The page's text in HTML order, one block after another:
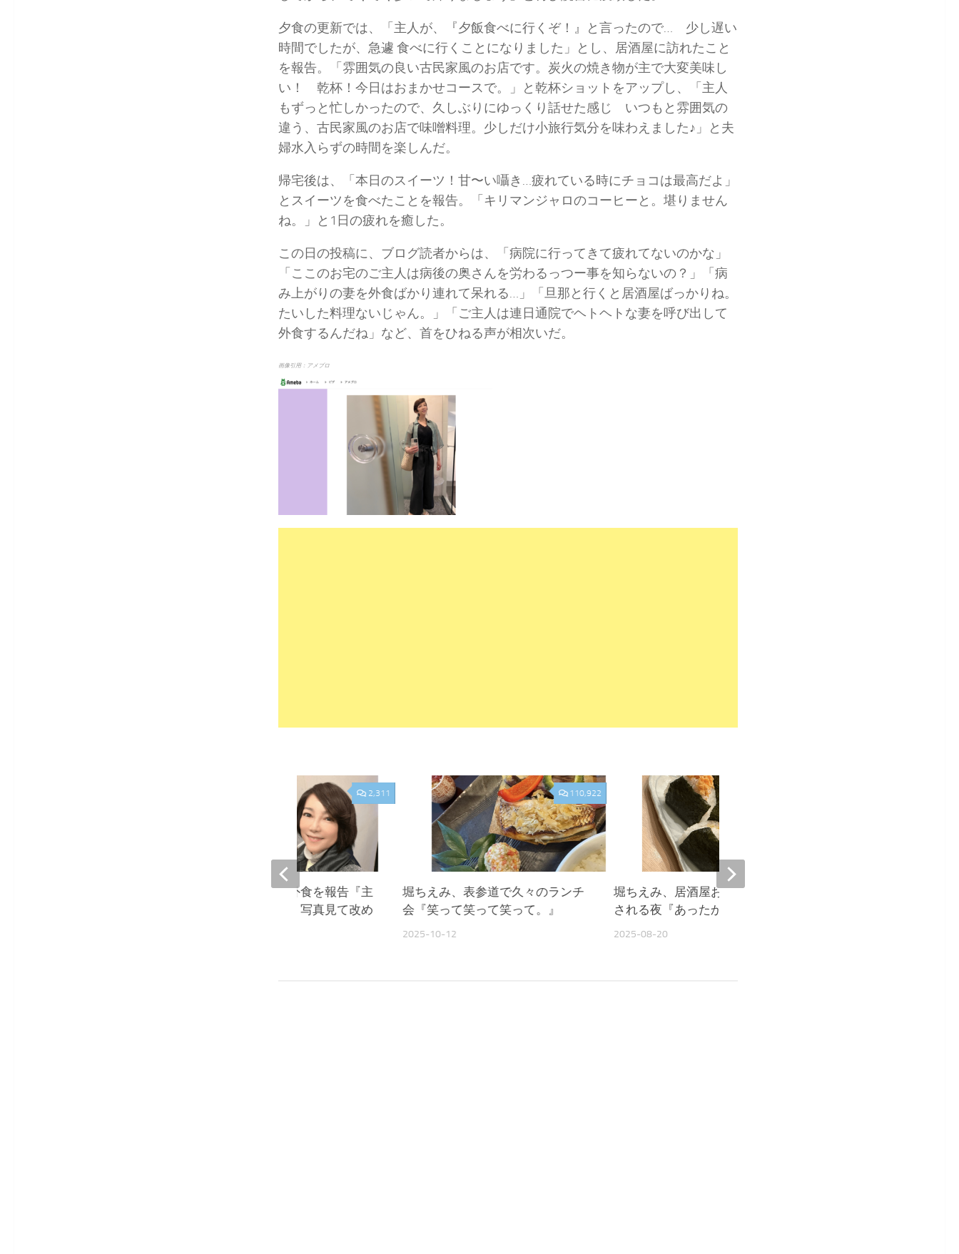
夕食の更新では、「主人が、『夕飯食べに行くぞ！』と言ったので… 少し遅い
時間でしたが、急遽 食べに行くことになりました」とし、居酒屋に訪れたこと
を報告。「雰囲気の良い古民家風のお店です。炭火の焼き物が主で大変美味し
い！ 乾杯！今日はおまかせコースで。」と乾杯ショットをアップし、「主人
もずっと忙しかったので、久しぶりにゆっくり話せた感じ いつもと雰囲気の
違う、古民家風のお店で味噌料理。少しだけ小旅行気分を味わえました♪」と夫
婦水入らずの時間を楽しんだ。
帰宅後は、「本日のスイーツ！甘〜い囁き…疲れている時にチョコは最高だよ」
とスイーツを食べたことを報告。「キリマンジャロのコーヒーと。堪りません
ね。」と1日の疲れを癒した。
この日の投稿に、ブログ読者からは、「病院に行ってきて疲れてないのかな」
「ここのお宅のご主人は病後の奥さんを労わるっつー事を知らないの？」「病
み上がりの妻を外食ばかり連れて呆れる…」「旦那と行くと居酒屋ばっかりね。
たいした料理ないじゃん。」「ご主人は連日通院でヘトヘトな妻を呼び出して
外食するんだね」など、首をひねる声が相次いだ。
画像引用：アメブロ
110,922
堀ちえみ、表参道で久々のランチ
会『笑って笑って笑って。』
2025-10-12
堀ちえみ、居酒屋おにぎりに癒や
される夜『あったか〜い』
2025-08-20
2,311
堀ちえみ、夫との外食を報告『主
人よりも食べる私。写真見て改め